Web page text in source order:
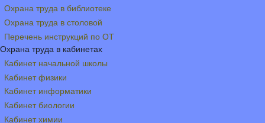
Охрана труда в библиотеке
Охрана труда в столовой
Перечень инструкций по ОТ
Охрана труда в кабинетах
Кабинет начальной школы
Кабинет физики
Кабинет информатики
Кабинет биологии
Кабинет химии